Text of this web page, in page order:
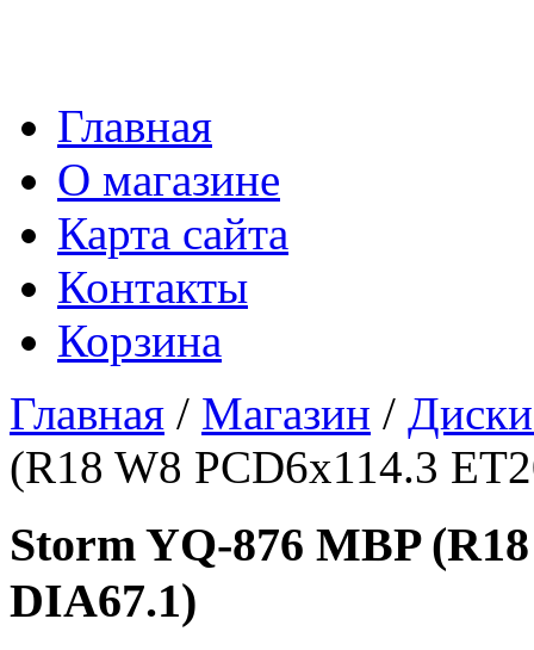
Главная
О магазине
Карта сайта
Контакты
Корзина
Главная / Магазин /
(R18 W8 PCD6x114.3
Storm YQ-876 MBP
DIA67.1)